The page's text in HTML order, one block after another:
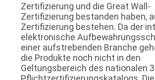
Zertifizierung und die Great Wall-
Zertifizierung bestanden haben,
Zertifizierung bestehen. Da der
elektronische
einer aufstrebenden Branche
die Produkte noch nicht in den
Geltungsbereich des nationalen